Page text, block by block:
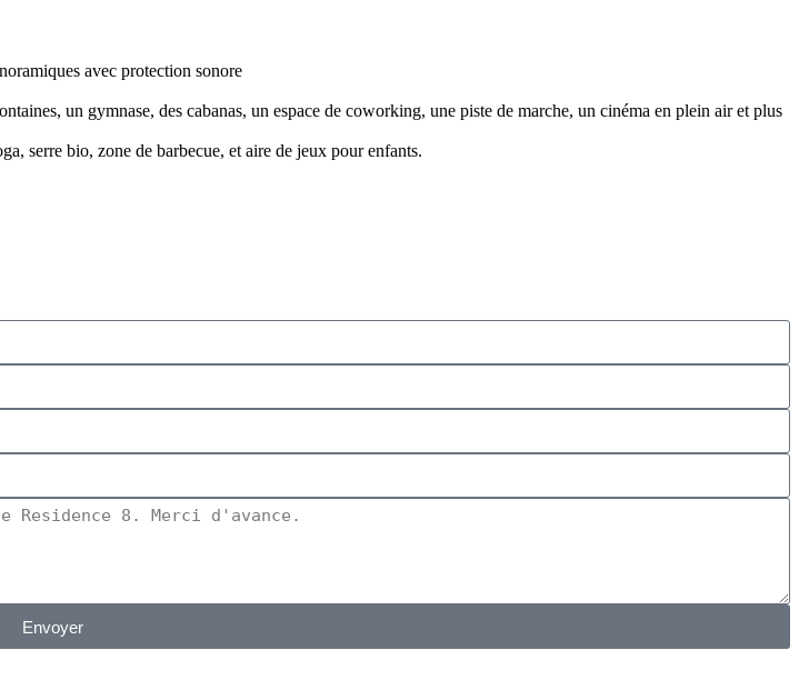
avec protection sonore
un gymnase, des cabanas, un espace de coworking, une piste de marche, un cinéma en plein air et plus
serre bio, zone de barbecue, et aire de jeux pour enfants.
Envoyer